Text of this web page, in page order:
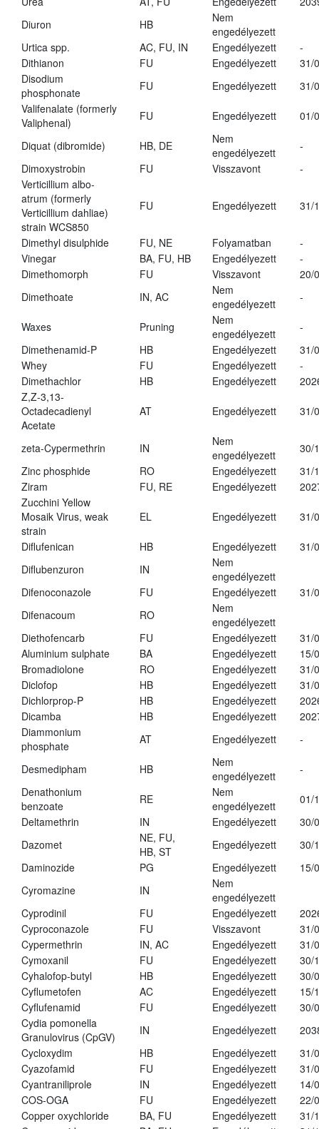
Diuron
HB
Nem
engedélyezett
Urtica spp.
AC, FU, IN Engedélyezett
-
Dithianon
FU Engedélyezett
31/
Disodium
phosphonate
FU Engedélyezett
31/
Valifenalate (formerly
Valiphenal)
FU Engedélyezett 01/
Diquat (dibromide) HB, DE
Nem
engedélyezett
-
Dimoxystrobin
FU Visszavont
-
Verticillium albo-
atrum (formerly
Verticillium dahliae)
strain WCS850
FU Engedélyezett 31/
Dimethyl disulphide FU, NE Folyamatban
-
Vinegar
BA, FU, HB Engedélyezett
-
Dimethomorph
FU Visszavont
20/
Dimethoate
IN, AC
Nem
engedélyezett
-
Waxes Pruning
Nem
engedélyezett
-
Dimethenamid-P
HB Engedélyezett
31/
Whey
FU Engedélyezett
-
Dimethachlor
HB Engedélyezett
Z,Z-3,13-
Octadecadienyl
Acetate
AT Engedélyezett 31/
zeta-Cypermethrin IN
Nem
engedélyezett
30/
Zinc phosphide
RO Engedélyezett
31/
Ziram
FU, RE Engedélyezett
Zucchini Yellow
Mosaik Virus, weak
strain
EL Engedélyezett 31/
Diflufenican HB Engedélyezett
31/
Diflubenzuron
IN
Nem
engedélyezett
Difenoconazole
FU Engedélyezett
31/
Difenacoum
RO
Nem
engedélyezett
Diethofencarb
FU Engedélyezett
31/
Aluminium sulphate
BA Engedélyezett
15/
Bromadiolone
RO Engedélyezett
31/
Diclofop
HB Engedélyezett
31/
Dichlorprop-P
HB Engedélyezett
Dicamba
HB Engedélyezett
Diammonium
phosphate
AT Engedélyezett -
Desmedipham HB
Nem
engedélyezett
-
Denathonium
benzoate
RE
Nem
engedélyezett
01/
Deltamethrin
IN Engedélyezett
30/
Dazomet
NE, FU,
HB, ST
Engedélyezett
30/
Daminozide
PG Engedélyezett
15/
Cyromazine
IN
Nem
engedélyezett
Cyprodinil
FU Engedélyezett
Cyproconazole
FU Visszavont
31/
Cypermethrin
IN, AC Engedélyezett
31/
Cymoxanil
FU Engedélyezett
30/
Cyhalofop-butyl
HB Engedélyezett
30/
Cyflumetofen
AC Engedélyezett
15/
Cyflufenamid
FU Engedélyezett
30/
Cydia pomonella
Granulovirus (CpGV)
IN Engedélyezett
Cycloxydim
HB Engedélyezett
31/
Cyazofamid
FU Engedélyezett
31/
Cyantraniliprole
IN Engedélyezett
14/
COS-OGA
FU Engedélyezett
22/
Copper oxychloride
BA, FU Engedélyezett
31/